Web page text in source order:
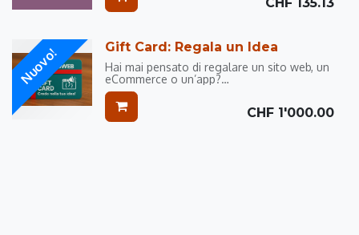
ticinoWEB.
oltre a quella legata all'uso delle ore.
Nuovo! Gift Card: Regala un Idea
Hai mai pensato di regalare un sito web, un
eCommerce o un’app?
Da oggi è possibile, grazie alla nuova Gift
Card ticinoWEB!
CHF 1'000.00